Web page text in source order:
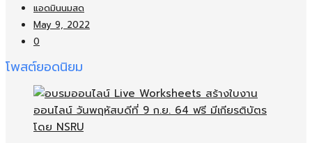
แอดมินนมสด
May 9, 2022
0
โพสต์ยอดนิยม